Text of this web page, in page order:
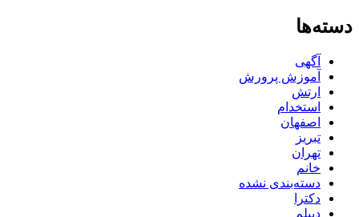
دسته‌ها
آگهی
آموزش پرورش
ارتش
استخدام
اصفهان
تبریز
تهران
خانم
دسته‌بندی نشده
دکترا
دیپلم